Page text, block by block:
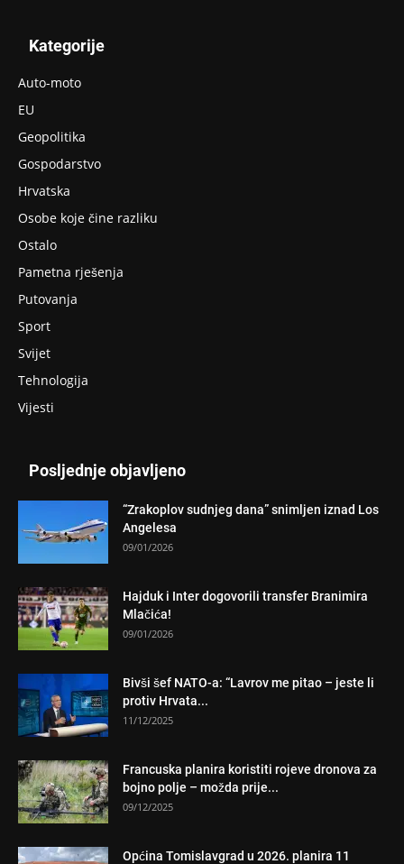
Kategorije
Auto-moto
EU
Geopolitika
Gospodarstvo
Hrvatska
Osobe koje čine razliku
Ostalo
Pametna rješenja
Putovanja
Sport
Svijet
Tehnologija
Vijesti
Posljednje objavljeno
“Zrakoplov sudnjeg dana” snimljen iznad Los
Angelesa
09/01/2026
Hajduk i Inter dogovorili transfer Branimira
Mlačića!
09/01/2026
Bivši šef NATO-a: “Lavrov me pitao – jeste li
protiv Hrvata...
11/12/2025
Francuska planira koristiti rojeve dronova za
bojno polje – možda prije...
09/12/2025
Općina Tomislavgrad u 2026. planira 11